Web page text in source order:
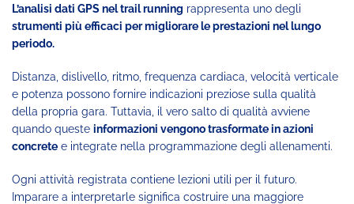
L’analisi dati GPS nel trail running rappresenta uno degli
strumenti più efficaci per migliorare le prestazioni nel lungo
periodo.
Distanza, dislivello, ritmo, frequenza cardiaca, velocità verticale
e potenza possono fornire indicazioni preziose sulla qualità
della propria gara. Tuttavia, il vero salto di qualità avviene
quando queste informazioni vengono trasformate in azioni
concrete e integrate nella programmazione degli allenamenti.
Ogni attività registrata contiene lezioni utili per il futuro.
Imparare a interpretarle significa costruire una maggiore